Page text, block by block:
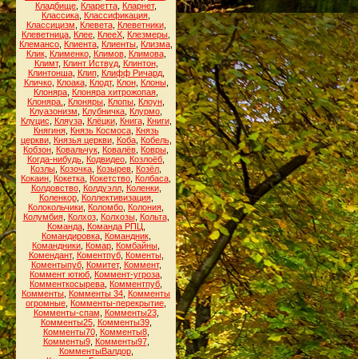
Кладбище Кларетта Кларнет,
Классика Классификация
Классицизм
Клевета, Клеветники,
Клеветница Клее КлееХ Клезмеры
Клемансо Клиента Клиенты Клизма
Клик, Клименко, Климов, Климова,
Климт, Клинт Иствуд, Клинтон,
Клинтонша, Клип, Клифф Ричард,
Кличко, Клоака, Клодт, Клон, Клоны,
Клоняра Клоняра хитрожопая
Клоняра.
Клоняры Клопы Клоун
Клуазонизм
Клубничка Клурмо
Клуцис
Кляуза, Клёцки, Книга, Книги,
Княгиня, Князь Космоса, Князь
церкви, Князья церкви, Коба, Кобель,
Кобзон Ковальчук Ковалёв Ковры
Когда-нибудь Кодвидео Козлоёб
Козлы Козочка Козырев Козёл
Кокаин Кокетка Кокетство Колбаса
Колдовство, Колдуэлл, Коленки,
Коленкор, Коллективизация,
Колокольчики Коломбо Колония
Колумбия, Колхоз, Колхозы, Кольта,
Команда, Команда РПЦ
Командировка, Командник,
Командники Комар Комбайны
Комендант, Коментпуб, Коменты,
Коментыпуб, Комитет, Коммент,
Коммент ютюб Коммент-угроза
Комменткосырева Комментпуб
Комменты Комменты 34 Комменты
огромные Комменты-перекрытие
Комменты-спам
Комменты23,
Комменты25, Комменты39,
Комменты70, Комменты8,
Комменты9, Комменты97,
КомментыВалдор,